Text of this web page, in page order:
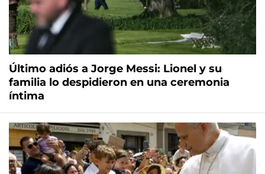
Último adiós a Jorge Messi: Lionel y su
familia lo despidieron en una ceremonia
íntima